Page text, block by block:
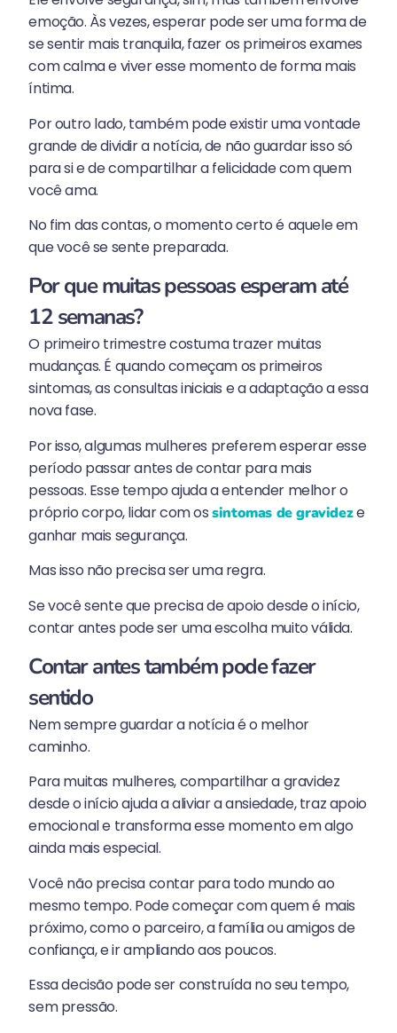
emoção. Às vezes, esperar pode ser uma forma de
se sentir mais tranquila, fazer os primeiros exames
com calma e viver esse momento de forma mais
íntima.
Por outro lado, também pode existir uma vontade
grande de dividir a notícia, de não guardar isso só
para si e de compartilhar a felicidade com quem
você ama.
No fim das contas, o momento certo é aquele em
que você se sente preparada.
Por que muitas pessoas esperam até
12 semanas?
O primeiro trimestre costuma trazer muitas
mudanças. É quando começam os primeiros
sintomas, as consultas iniciais e a adaptação a essa
nova fase.
Por isso, algumas mulheres preferem esperar esse
período passar antes de contar para mais
pessoas. Esse tempo ajuda a entender melhor o
próprio corpo, lidar com ossintomas de gravideze
ganhar mais segurança.
Mas isso não precisa ser uma regra.
Se você sente que precisa de apoio desde o início,
contar antes pode ser uma escolha muito válida.
Contar antes também pode fazer
sentido
Nem sempre guardar a notícia é o melhor
caminho.
Para muitas mulheres, compartilhar a gravidez
desde o início ajuda a aliviar a ansiedade, traz apoio
emocional e transforma esse momento em algo
ainda mais especial.
Você não precisa contar para todo mundo ao
mesmo tempo. Pode começar com quem é mais
próximo, como o parceiro, a família ou amigos de
confiança, e ir ampliando aos poucos.
Essa decisão pode ser construída no seu tempo,
sem pressão.